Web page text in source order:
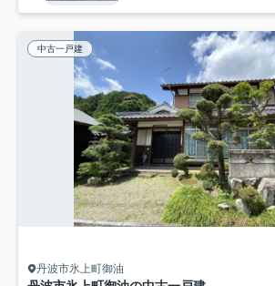
中古一戸建
丹波市氷上町御油